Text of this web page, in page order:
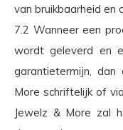
van bruikbaarheid en
7.2 Wanneer een
wordt geleverd en
garantietermijn,
More schriftelijk of
Jewelz & More zal